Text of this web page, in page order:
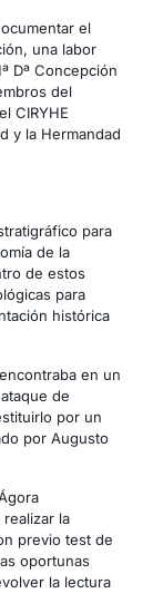
el
una labor
Dª Concepción
del
CIRYHE
y la Hermandad
para
de la
de estos
para
histórica
en un
de
por un
por Augusto
la
previo test de
oportunas
la lectura